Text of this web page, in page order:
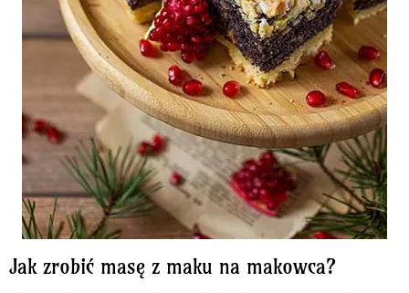
Jak zrobić masę z maku na makowca?